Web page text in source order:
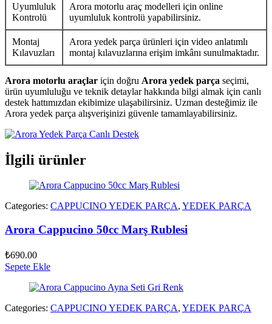
Uyumluluk
Kontrolü
Arora motorlu araç modelleri için online
uyumluluk kontrolü yapabilirsiniz.
Montaj
Kılavuzları
Arora yedek parça ürünleri için video anlatımlı
montaj kılavuzlarına erişim imkânı sunulmaktadır.
Arora motorlu araçlar için doğru Arora yedek parça seçimi,
ürün uyumluluğu ve teknik detaylar hakkında bilgi almak için canlı
destek hattımızdan ekibimize ulaşabilirsiniz. Uzman desteğimiz ile
Arora yedek parça alışverişinizi güvenle tamamlayabilirsiniz.
İlgili ürünler
Categories: CAPPUCINO YEDEK PARÇA, YEDEK PARÇA
Arora Cappucino 50cc Marş Rublesi
₺690.00
Sepete Ekle
Categories: CAPPUCINO YEDEK PARÇA, YEDEK PARÇA